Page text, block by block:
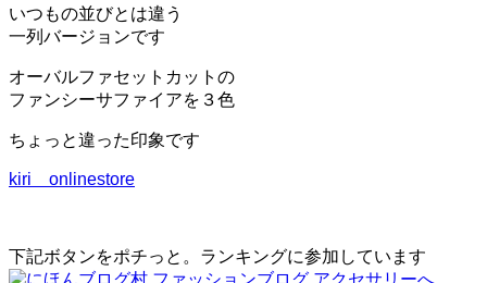
ン
を
切
り
替
え
いつもの並びとは違う
一列バージョンです
オーバルファセットカットの
ファンシーサファイアを３色
ちょっと違った印象です
kiri onlinestore
下記ボタンをポチっと。ランキングに参加しています